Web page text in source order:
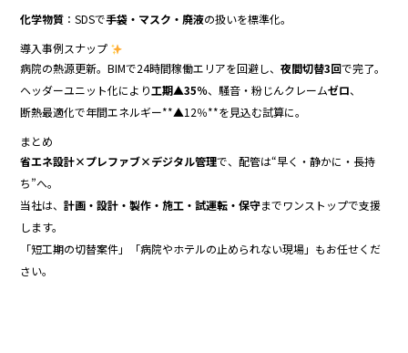
化学物質 ：SDSで手袋・マスク・廃液の扱いを標準化。
導入事例スナップ
病院の熱源更新。BIMで24時間稼働エリアを回避し、夜間切替3回で完了。
ヘッダーユニット化により工期▲35％、騒音・粉じんクレームゼロ、
断熱最適化で年間エネルギー**▲12％**を見込む試算に。
まとめ
省エネ設計×プレファブ×デジタル管理で、配管は“早く・静かに・長持
ち”へ。
当社は、計画・設計・製作・施工・試運転・保守までワンストップで支援
します。
「短工期の切替案件」「病院やホテルの止められない現場」もお任せくだ
さい。